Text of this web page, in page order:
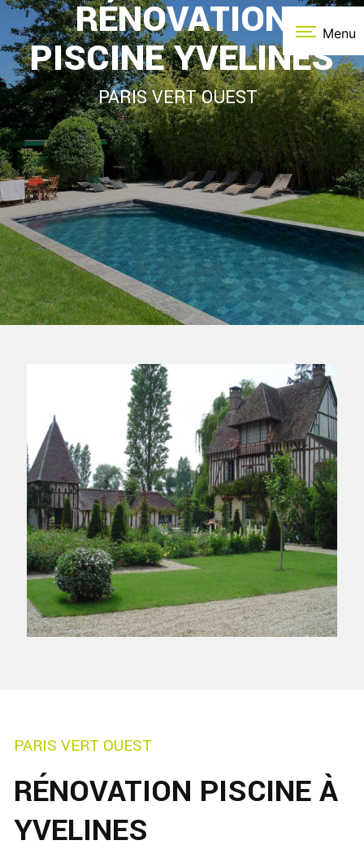
Menu
RÉNOVATION
PISCINE YVELINES
PARIS VERT OUEST
PARIS VERT OUEST
RÉNOVATION PISCINE À
YVELINES
Panneau de gestion des cookies